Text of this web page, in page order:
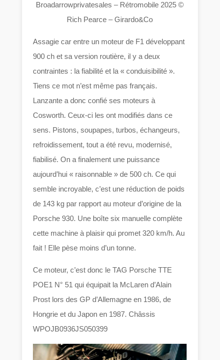
Broadarrowprivatesales – Rétromobile 2025 ©
Rich Pearce – Girardo&Co
Assagie car entre un moteur de F1 développant
900 ch et sa version routière, il y a deux
contraintes : la fiabilité et la « conduisibilité ».
Tiens ce mot n’est même pas français.
Lanzante a donc confié ses moteurs à
Cosworth. Ceux-ci les ont modifiés dans ce
sens. Pistons, soupapes, turbos, échangeurs,
refroidissement, tout a été revu, modernisé,
fiabilisé. On a finalement une puissance
aujourd’hui « raisonnable » de 500 ch. Ce qui
semble incroyable, c’est une réduction de poids
de 143 kg par rapport au moteur d’origine de la
Porsche 930. Une boîte six manuelle complète
cette machine à plaisir qui promet 320 km/h. Au
fait ! Elle pèse moins d’un tonne.
Ce moteur, c’est donc le TAG Porsche TTE
POE1 N° 51 qui équipait la McLaren d’Alain
Prost lors des GP d’Allemagne en 1986, de
Hongrie et du Japon en 1987. Châssis
WPOJB0936JS050399